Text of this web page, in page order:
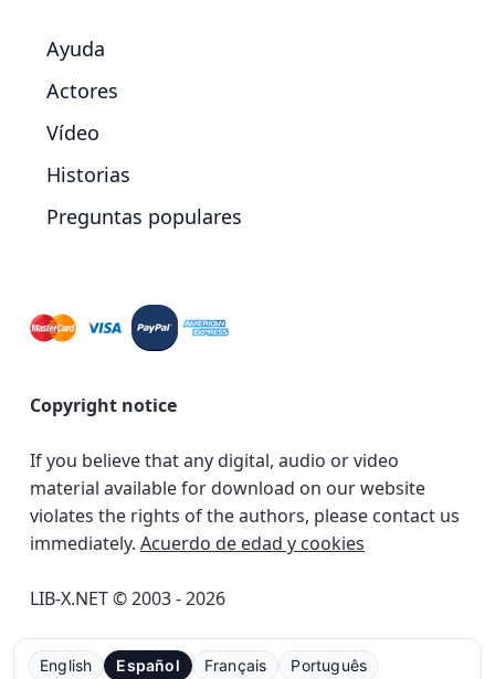
Ayuda
Actores
Vídeo
Historias
Preguntas populares
Copyright notice
If you believe that any digital, audio or video
material available for download on our website
violates the rights of the authors, please contact us
immediately. Acuerdo de edad y cookies
LIB-X.NET © 2003 - 2026
English Español Français Português